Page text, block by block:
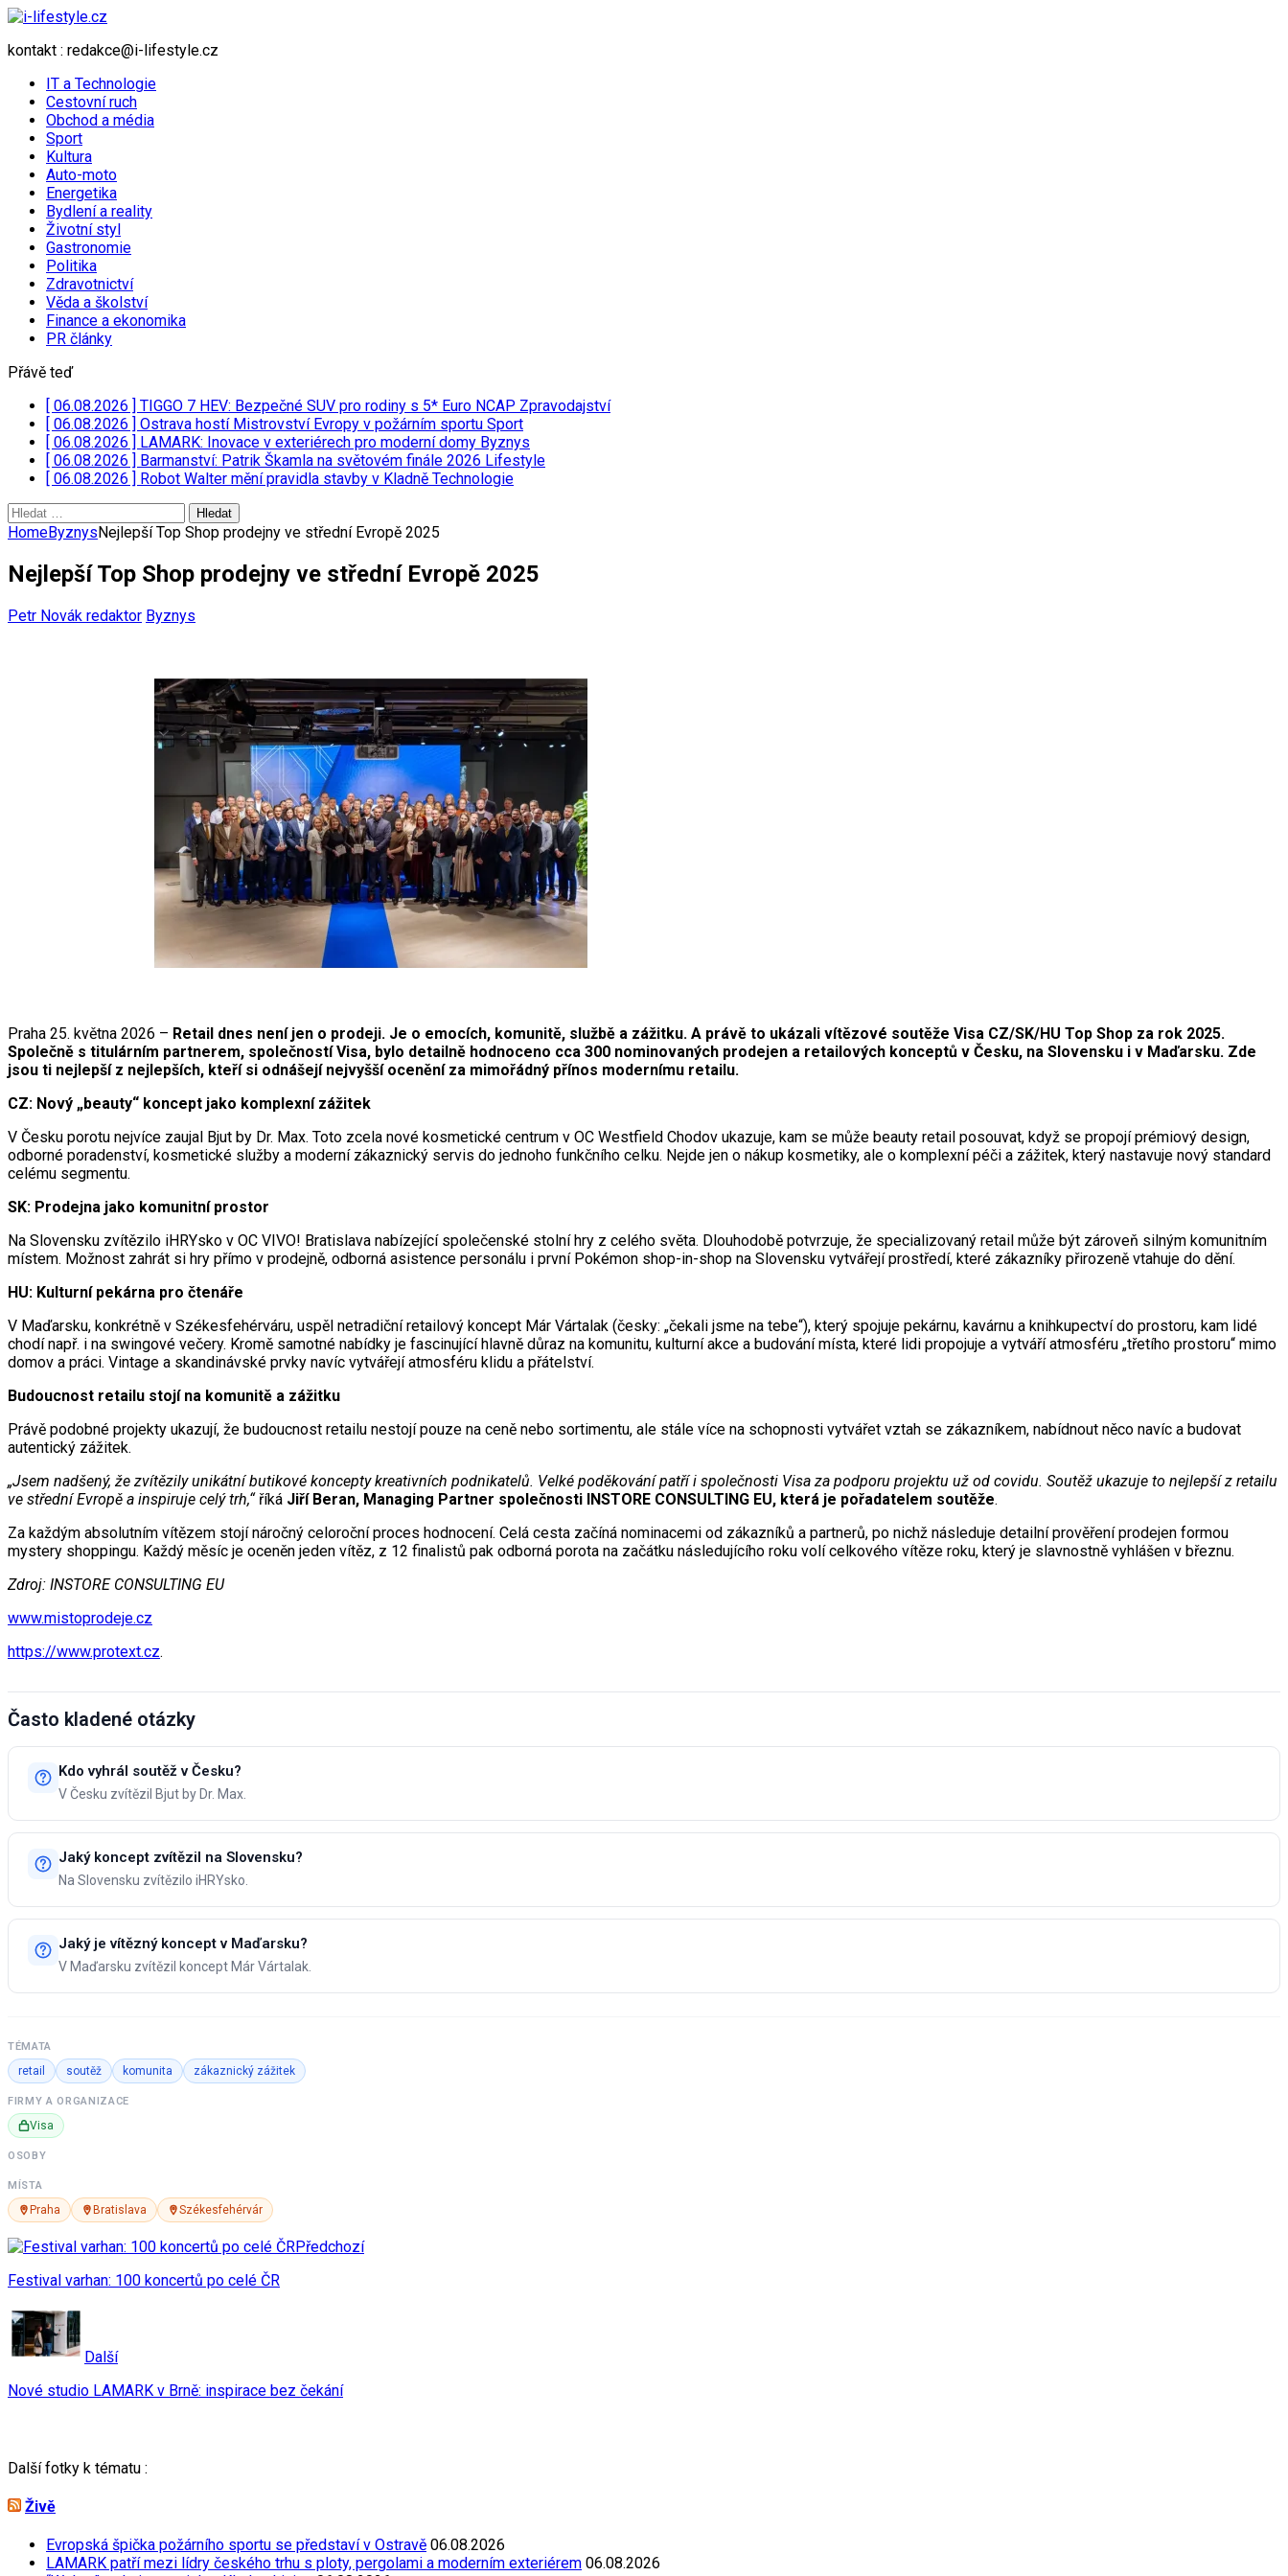
kontakt : redakce@i-lifestyle.cz
IT a Technologie
Cestovní ruch
Obchod a média
Sport
Kultura
Auto-moto
Energetika
Bydlení a reality
Životní styl
Gastronomie
Politika
Zdravotnictví
Věda a školství
Finance a ekonomika
PR články
Přávě teď
[ 06.08.2026 ] TIGGO 7 HEV: Bezpečné SUV pro rodiny s 5* Euro NCAP Zpravodajství
[ 06.08.2026 ] Ostrava hostí Mistrovství Evropy v požárním sportu Sport
[ 06.08.2026 ] LAMARK: Inovace v exteriérech pro moderní domy Byznys
[ 06.08.2026 ] Barmanství: Patrik Škamla na světovém finále 2026 Lifestyle
[ 06.08.2026 ] Robot Walter mění pravidla stavby v Kladně Technologie
Vyhledávání
HomeByznysNejlepší Top Shop prodejny ve střední Evropě 2025
Nejlepší Top Shop prodejny ve střední Evropě 2025
Petr Novák redaktor Byznys
Praha 25. května 2026 – Retail dnes není jen o prodeji. Je o emocích, komunitě, službě a zážitku. A právě to ukázali vítězové soutěže Visa CZ/SK/HU Top Shop za rok 2025.
Společně s titulárním partnerem, společností Visa, bylo detailně hodnoceno cca 300 nominovaných prodejen a retailových konceptů v Česku, na Slovensku i v Maďarsku. Zde
jsou ti nejlepší z nejlepších, kteří si odnášejí nejvyšší ocenění za mimořádný přínos modernímu retailu.
CZ: Nový „beauty“ koncept jako komplexní zážitek
V Česku porotu nejvíce zaujal Bjut by Dr. Max. Toto zcela nové kosmetické centrum v OC Westfield Chodov ukazuje, kam se může beauty retail posouvat, když se propojí prémiový design,
odborné poradenství, kosmetické služby a moderní zákaznický servis do jednoho funkčního celku. Nejde jen o nákup kosmetiky, ale o komplexní péči a zážitek, který nastavuje nový standard
celému segmentu.
SK: Prodejna jako komunitní prostor
Na Slovensku zvítězilo iHRYsko v OC VIVO! Bratislava nabízející společenské stolní hry z celého světa. Dlouhodobě potvrzuje, že specializovaný retail může být zároveň silným komunitním
místem. Možnost zahrát si hry přímo v prodejně, odborná asistence personálu i první Pokémon shop-in-shop na Slovensku vytvářejí prostředí, které zákazníky přirozeně vtahuje do dění.
HU: Kulturní pekárna pro čtenáře
V Maďarsku, konkrétně v Székesfehérváru, uspěl netradiční retailový koncept Már Vártalak (česky: „čekali jsme na tebe“), který spojuje pekárnu, kavárnu a knihkupectví do prostoru, kam lidé
chodí např. i na swingové večery. Kromě samotné nabídky je fascinující hlavně důraz na komunitu, kulturní akce a budování místa, které lidi propojuje a vytváří atmosféru „třetího prostoru“ mimo
domov a práci. Vintage a skandinávské prvky navíc vytvářejí atmosféru klidu a přátelství.
Budoucnost retailu stojí na komunitě a zážitku
Právě podobné projekty ukazují, že budoucnost retailu nestojí pouze na ceně nebo sortimentu, ale stále více na schopnosti vytvářet vztah se zákazníkem, nabídnout něco navíc a budovat
autentický zážitek.
„Jsem nadšený, že zvítězily unikátní butikové koncepty kreativních podnikatelů. Velké poděkování patří i společnosti Visa za podporu projektu už od covidu. Soutěž ukazuje to nejlepší z retailu
ve střední Evropě a inspiruje celý trh,“říká Jiří Beran, Managing Partner společnosti INSTORE CONSULTING EU, která je pořadatelem soutěže.
Za každým absolutním vítězem stojí náročný celoroční proces hodnocení. Celá cesta začíná nominacemi od zákazníků a partnerů, po nichž následuje detailní prověření prodejen formou
mystery shoppingu. Každý měsíc je oceněn jeden vítěz, z 12 finalistů pak odborná porota na začátku následujícího roku volí celkového vítěze roku, který je slavnostně vyhlášen v březnu.
Zdroj: INSTORE CONSULTING EU
www.mistoprodeje.cz
https://www.protext.cz.
Často kladené otázky
Kdo vyhrál soutěž v Česku?
V Česku zvítězil Bjut by Dr. Max.
Jaký koncept zvítězil na Slovensku?
Na Slovensku zvítězilo iHRYsko.
Jaký je vítězný koncept v Maďarsku?
V Maďarsku zvítězil koncept Már Vártalak.
TÉMATA
retail soutěž komunita zákaznický zážitek
FIRMY A ORGANIZACE
Visa
OSOBY
MÍSTA
Praha Bratislava Székesfehérvár
Předchozí
Festival varhan: 100 koncertů po celé ČR
Další
Nové studio LAMARK v Brně: inspirace bez čekání
Další fotky k tématu :
Živě
Evropská špička požárního sportu se představí v Ostravě 06.08.2026
LAMARK patří mezi lídry českého trhu s ploty, pergolami a moderním exteriérem 06.08.2026